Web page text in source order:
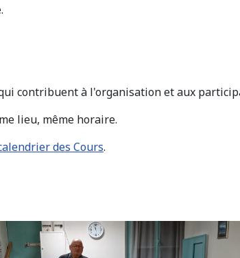
contribuent à l'organisation et aux
lieu, même horaire.
des Cours.